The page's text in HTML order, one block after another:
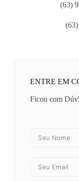
(63)
ENTRE EM
Ficou com